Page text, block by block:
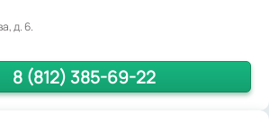
д. 6.
8 (812) 385-69-22